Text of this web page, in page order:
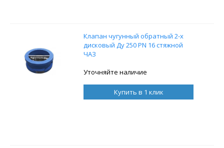
Клапан чугунный обратный 2-х
дисковый Ду 250 PN 16 стяжной
ЧАЗ
Уточняйте наличие
Купить в 1 клик